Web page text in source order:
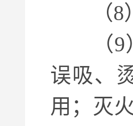
（8）
（9）
误吸、
用；灭